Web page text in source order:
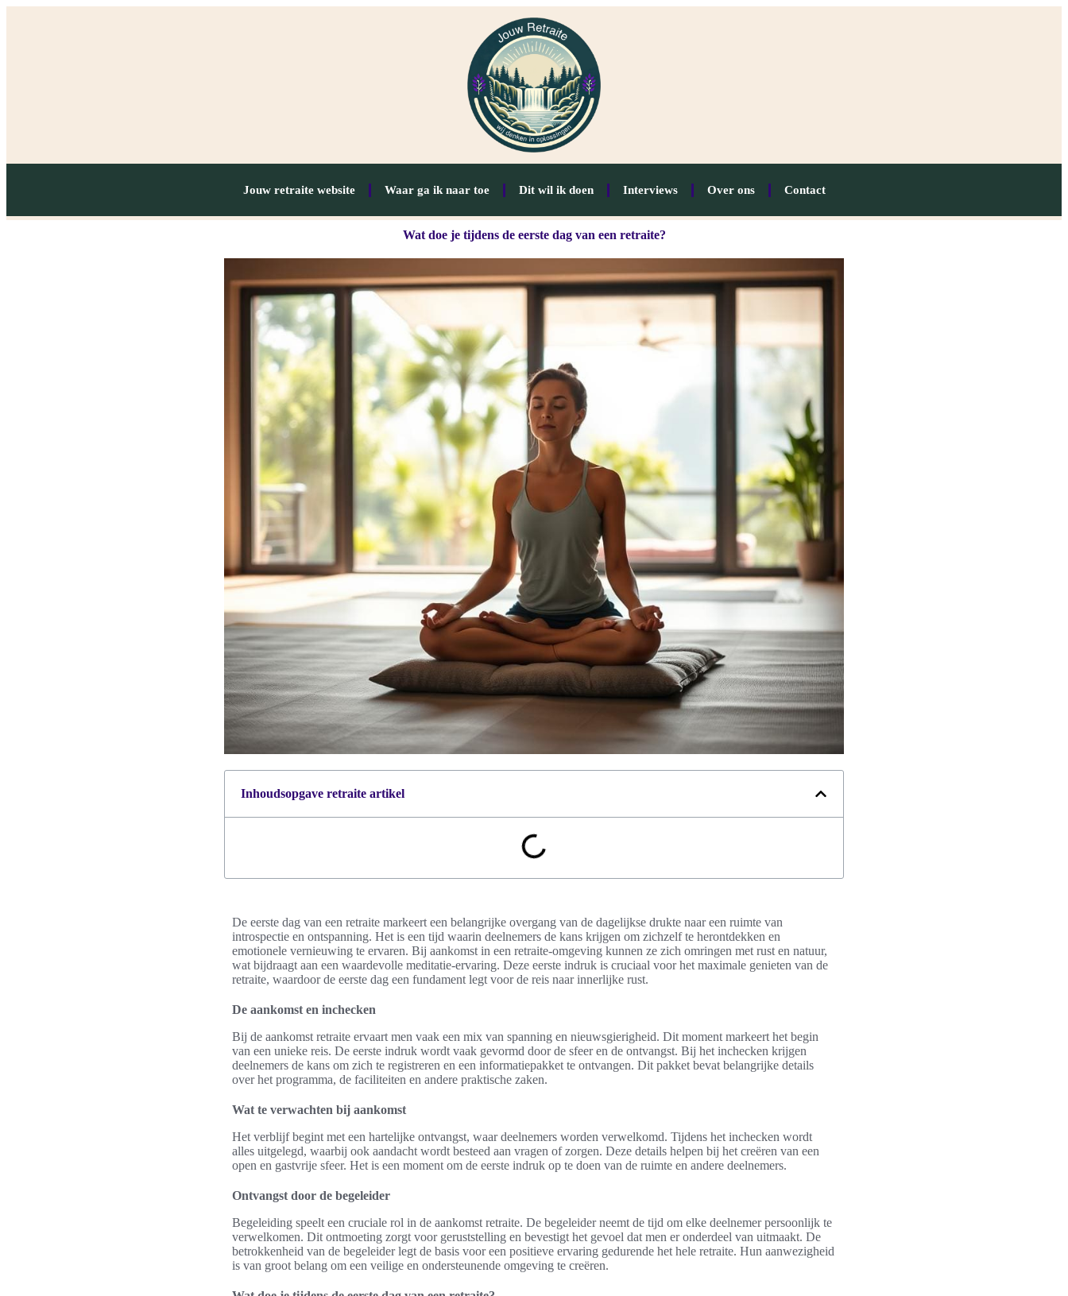
Jouw retraite website Waar ga ik naar toe Dit wil ik doen Interviews Over ons Contact
Wat doe je tijdens de eerste dag van een retraite?
Inhoudsopgave retraite artikel
De eerste dag van een retraite markeert een belangrijke overgang van de dagelijkse drukte naar een ruimte van
introspectie en ontspanning. Het is een tijd waarin deelnemers de kans krijgen om zichzelf te herontdekken en
emotionele vernieuwing te ervaren. Bij aankomst in een retraite-omgeving kunnen ze zich omringen met rust en natuur,
wat bijdraagt aan een waardevolle meditatie-ervaring. Deze eerste indruk is cruciaal voor het maximale genieten van de
retraite, waardoor de eerste dag een fundament legt voor de reis naar innerlijke rust.
De aankomst en inchecken
Bij de aankomst retraite ervaart men vaak een mix van spanning en nieuwsgierigheid. Dit moment markeert het begin
van een unieke reis. De eerste indruk wordt vaak gevormd door de sfeer en de ontvangst. Bij het inchecken krijgen
deelnemers de kans om zich te registreren en een informatiepakket te ontvangen. Dit pakket bevat belangrijke details
over het programma, de faciliteiten en andere praktische zaken.
Wat te verwachten bij aankomst
Het verblijf begint met een hartelijke ontvangst, waar deelnemers worden verwelkomd. Tijdens het inchecken wordt
alles uitgelegd, waarbij ook aandacht wordt besteed aan vragen of zorgen. Deze details helpen bij het creëren van een
open en gastvrije sfeer. Het is een moment om de eerste indruk op te doen van de ruimte en andere deelnemers.
Ontvangst door de begeleider
Begeleiding speelt een cruciale rol in de aankomst retraite. De begeleider neemt de tijd om elke deelnemer persoonlijk te
verwelkomen. Dit ontmoeting zorgt voor geruststelling en bevestigt het gevoel dat men er onderdeel van uitmaakt. De
betrokkenheid van de begeleider legt de basis voor een positieve ervaring gedurende het hele retraite. Hun aanwezigheid
is van groot belang om een veilige en ondersteunende omgeving te creëren.